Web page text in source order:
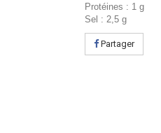
Protéines : 1 g
Sel : 2,5 g
Partager